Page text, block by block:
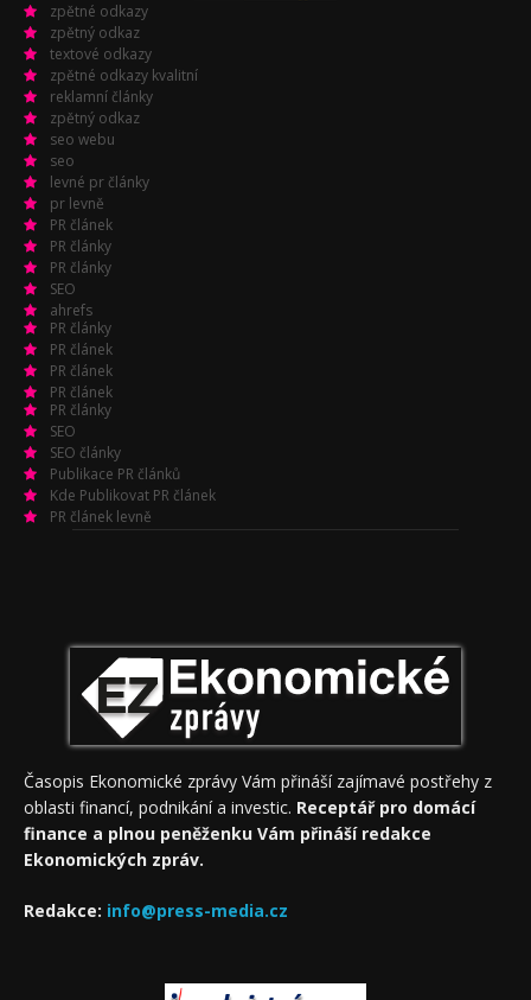
zpětné odkazy
zpětný odkaz
textové odkazy
zpětné odkazy kvalitní
reklamní články
zpětný odkaz
seo webu
seo
levné pr články
pr levně
PR článek
PR články
PR články
SEO
ahrefs
PR články
PR článek
PR článek
PR článek
PR články
SEO
SEO články
Publikace PR článků
Kde Publikovat PR článek
PR článek levně
Časopis Ekonomické zprávy Vám přináší zajímavé postřehy z
oblasti financí, podnikání a investic. Receptář pro domácí
finance a plnou peněženku Vám přináší redakce
Ekonomických zpráv.
Redakce: info@press-media.cz